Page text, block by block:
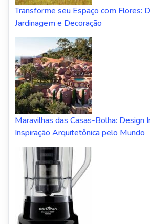
Transforme seu Espaço com Flores:
Jardinagem e Decoração
Maravilhas das Casas-Bolha: Design
Inspiração Arquitetônica pelo Mundo